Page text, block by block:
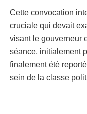
Cette convocation
cruciale qui devait
visant le gouverneur
séance, initialement
finalement été
sein de la classe